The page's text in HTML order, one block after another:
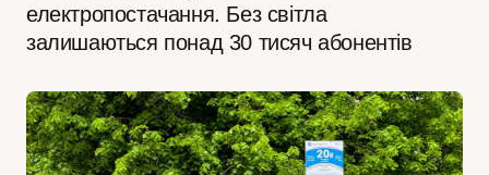
електропостачання. Без світла
залишаються понад 30 тисяч абонентів